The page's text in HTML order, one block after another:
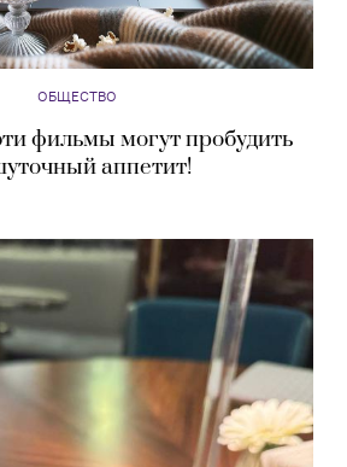
ОБЩЕСТВО
фильмы могут пробудить
аппетит!